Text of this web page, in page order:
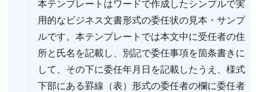
本テンプレートはワードで作成したシンプルで実
用的なビジネス文書形式の委任状の見本・サンプ
ルです。本テンプレートでは本文中に受任者の住
所と氏名を記載し、別記で委任事項を箇条書きに
して、その下に委任年月日を記載したうえ、様式
下部にある罫線（表）形式の委任者の欄に委任者